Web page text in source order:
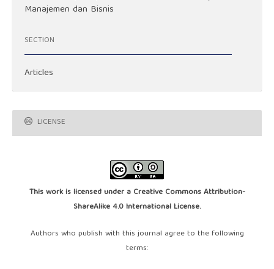
Manajemen dan Bisnis
SECTION
Articles
LICENSE
This work is licensed under a Creative Commons Attribution-
ShareAlike 4.0 International License.
Authors who publish with this journal agree to the following
terms: